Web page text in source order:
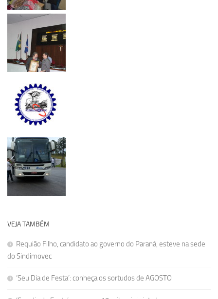
VEJA TAMBÉM
Requião Filho, candidato ao governo do Paraná, esteve na sede
do Sindimovec
‘Seu Dia de Festa’: conheça os sortudos de AGOSTO